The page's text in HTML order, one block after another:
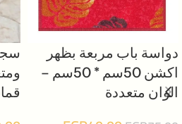
دواسة باب مربعة بظهر
اكشن 50سم * 50سم –
الوان متعددة